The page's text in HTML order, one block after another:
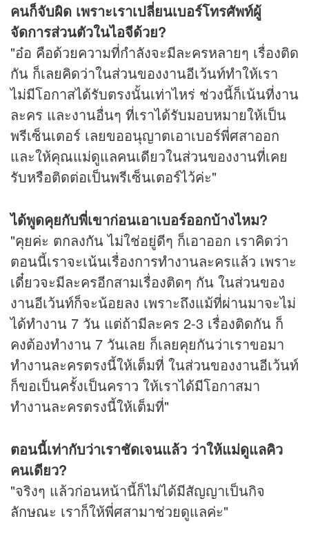
คนก็จับผิด เพราะเราเปลี่ยนเบอร์โทรศัพท์ผู้
จัดการส่วนตัวในไอจีด้วย?
"อ๋อ คือด้วยความที่กำลังจะมีละครหลายๆ เรื่องติด
กัน ก็เลยคิดว่าในส่วนของงานอีเว้นท์ทำให้เรา
ไม่มีโอกาสได้รับตรงนั้นเท่าไหร่ ช่วงนี้ก็เน้นที่งาน
ละคร และงานอื่นๆ ที่เราได้รับมอบหมายให้เป็น
พรีเซ็นเตอร์ เลยขออนุญาตเอาเบอร์พี่ศสาออก
และให้คุณแม่ดูแลคนเดียวในส่วนของงานที่เคย
รับหรือติดต่อเป็นพรีเซ็นเตอร์ไว้ค่ะ"
ได้พูดคุยกับพี่เขาก่อนเอาเบอร์ออกบ้างไหม?
"คุยค่ะ ตกลงกัน ไม่ใช่อยู่ดีๆ ก็เอาออก เราคิดว่า
ตอนนี้เราจะเน้นเรื่องการทำงานละครแล้ว เพราะ
เดี๋ยวจะมีละครอีกสามเรื่องติดๆ กัน ในส่วนของ
งานอีเว้นท์ก็จะน้อยลง เพราะถึงแม้ที่ผ่านมาจะไม่
ได้ทำงาน 7 วัน แต่ถ้ามีละคร 2-3 เรื่องติดกัน ก็
คงต้องทำงาน 7 วันเลย ก็เลยคุยกันว่าเราขอมา
ทำงานละครตรงนี้ให้เต็มที่ ในส่วนของงานอีเว้นท์
ก็ขอเป็นครั้งเป็นคราว ให้เราได้มีโอกาสมา
ทำงานละครตรงนี้ให้เต็มที่"
ตอนนี้เท่ากับว่าเราชัดเจนแล้ว ว่าให้แม่ดูแลคิว
คนเดียว?
"จริงๆ แล้วก่อนหน้านี้ก็ไม่ได้มีสัญญาเป็นกิจ
ลักษณะ เราก็ให้พี่ศสามาช่วยดูแลค่ะ"